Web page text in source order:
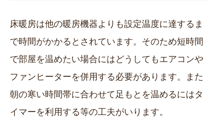
床暖房は他の暖房機器よりも設定温度に達するま
で時間がかかるとされています。そのため短時間
で部屋を温めたい場合にはどうしてもエアコンや
ファンヒーターを併用する必要があります。また
朝の寒い時間帯に合わせて足もとを温めるにはタ
イマーを利用する等の工夫がいります。